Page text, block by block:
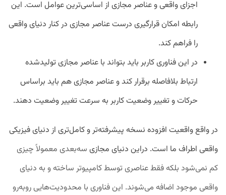
اجزای واقعی و عناصر مجازی از اساسی‌ترین عوامل است. این
رابطه امکان قرارگیری درست عناصر مجازی در کنار دنیای واقعی
را فراهم کند.
در این فناوری کاربر باید بتواند با عناصر مجازی تولید‌شده
ارتباط بلافاصله برقرار کند و عناصر مجازی هم باید براساس
حرکات و تغییر وضعیت کاربر به سرعت تغییر وضعیت دهند.
در واقع واقعیت افزوده نسخه پیشرفته‌تر و کامل‌تری از دنیای فیزیکی
واقعی اطراف ما است. دراین دنیای مجازی سه‌بعدی معمولاً چیزی
کم نمی‌شود بلکه فقط عناصری توسط کامپیوتر ساخته و به دنیای
واقعی موجود اضافه می‌شوند. این فناوری با محدودیت‌هایی روبه‌رو